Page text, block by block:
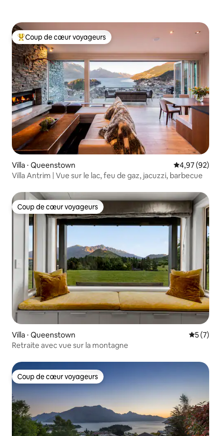
Coups de cœur voyageurs les plus appréciés
Coup de cœur voyageurs
Villa ⋅ Queenstown Évaluation
4,97 (92)
Villa Antrim | Vue sur le lac, feu de gaz, jacuzzi, barbecue
Coup de cœur voyageurs
Coup de cœur voyageurs
Villa ⋅ Queenstown
5 (7)
Retraite avec vue sur la montagne
Coup de cœur voyageurs
Coup de cœur voyageurs